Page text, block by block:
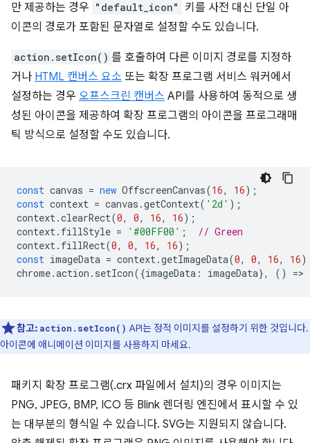
만 제공하는 경우 "default_icon"
키를 사전 대신 단일 아
이콘의 경로가 포함된 문자열로 설정할 수도 있습니다.
action.setIcon() 를 호출하여 다른 이미지 경로를 지정하
거나 HTML 캔버스 요소 또는 확장 프로그램 서비스 워커에서
설정하는 경우 오프스크린 캔버스 API를 사용하여 동적으로 생
성된 아이콘을 제공하여 확장 프로그램의 아이콘을 프로그래매
틱 방식으로 설정할 수도 있습니다.
const canvas = new OffscreenCanvas(16, 16);
const context = canvas .getContext( '2d' );
context.clearRect(0, 0, 16, 16);
context. fillStyle = '#00FF00' ;
// Green
context. fillRect(0, 0, 16, 16);
const imageData = context.getImageData(0, 0, 16, 16
chrome.action . setIcon({imageData : imageData}, () =>
참고: action.setIcon() API는 정적 이미지를 설정하기 위한 것입니다.
아이콘에 애니메이션 이미지를 사용하지 마세요.
패키지 확장 프로그램(.crx 파일에서 설치)의 경우 이미지는
PNG, JPEG, BMP, ICO 등 Blink 렌더링 엔진에서 표시할 수 있
는 대부분의 형식일 수 있습니다. SVG는 지원되지 않습니다.